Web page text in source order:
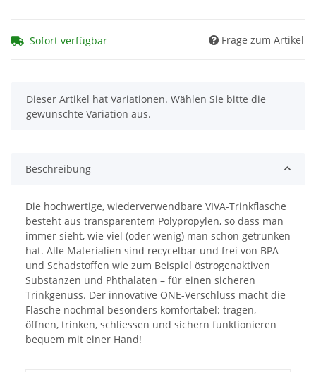
Sofort verfügbar Frage zum Artikel
x
Dieser Artikel hat Variationen. Wählen Sie bitte die
gewünschte Variation aus.
Beschreibung
Die hochwertige, wiederverwendbare VIVA-Trinkflasche
besteht aus transparentem Polypropylen, so dass man
immer sieht, wie viel (oder wenig) man schon getrunken
hat. Alle Materialien sind recycelbar und frei von BPA
und Schadstoffen wie zum Beispiel östrogenaktiven
Substanzen und Phthalaten – für einen sicheren
Trinkgenuss. Der innovative ONE-Verschluss macht die
Flasche nochmal besonders komfortabel: tragen,
öffnen, trinken, schliessen und sichern funktionieren
bequem mit einer Hand!